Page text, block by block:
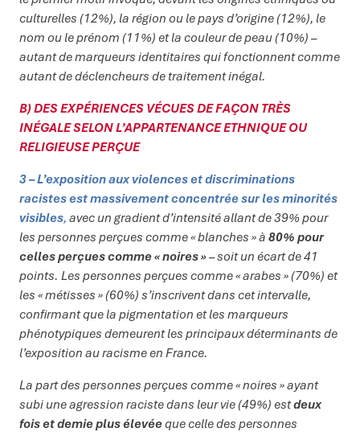
culturelles (12%), la région ou le pays d’origine (12%), le
nom ou le prénom (11%) et la couleur de peau (10%) –
autant de marqueurs identitaires qui fonctionnent comme
autant de déclencheurs de traitement inégal.
B) DES EXPÉRIENCES VÉCUES DE FAÇON TRÈS
INÉGALE SELON L’APPARTENANCE ETHNIQUE OU
RELIGIEUSE PERÇUE
3 – L’exposition aux violences et discriminations
racistes est massivement concentrée sur les minorités
visibles, avec un gradient d’intensité allant de 39% pour
les personnes perçues comme « blanches » à 80% pour
celles perçues comme « noires »– soit un écart de 41
points. Les personnes perçues comme « arabes » (70%) et
les « métisses » (60%) s’inscrivent dans cet intervalle,
confirmant que la pigmentation et les marqueurs
phénotypiques demeurent les principaux déterminants de
l’exposition au racisme en France.
La part des personnes perçues comme « noires » ayant
subi une agression raciste dans leur vie (49%) estdeux
fois et demie plus élevéeque celle des personnes